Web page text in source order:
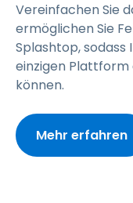
Vereinfachen Sie
ermöglichen Sie
Splashtop,
einzigen
können.
Mehr erfahren